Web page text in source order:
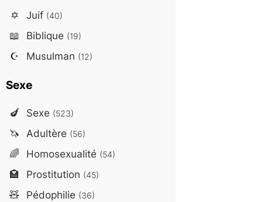
✡️ Juif (40)
📖 Biblique (19)
☪️ Musulman (12)
Sexe
🍆 Sexe (523)
🦄 Adultère (56)
🌈 Homosexualité (54)
🏩 Prostitution (45)
🧸 Pédophilie (36)